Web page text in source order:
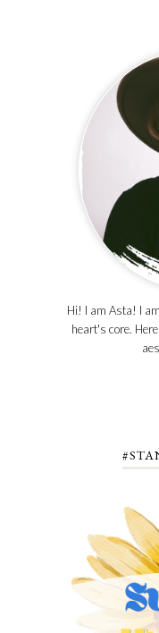
Hi! I am Asta! I
heart's core.